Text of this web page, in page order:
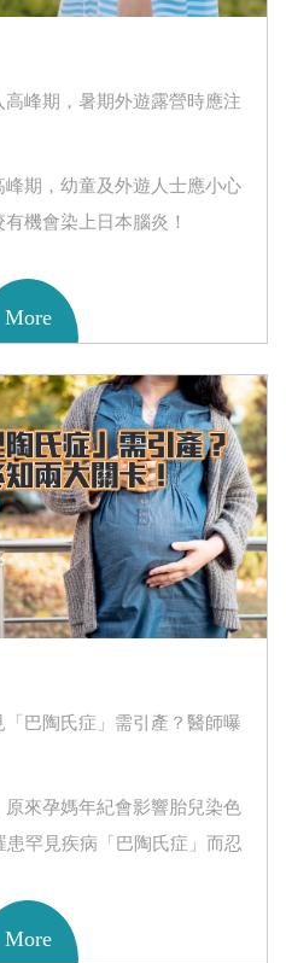
高峰期，暑期外遊露營時應注
期，幼童及外遊人士應小心
機會染上日本腦炎！
More
「巴陶氏症」需引產？醫師曝
來孕媽年紀會影響胎兒染色
罕見疾病「巴陶氏症」而忍
More